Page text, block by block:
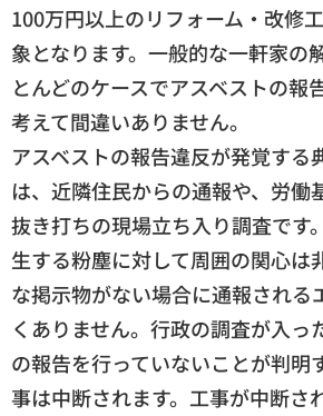
100万円以上のリフォーム・改修
象となります。一般的な一軒家の
とんどのケースでアスベストの報
考えて間違いありません。
アスベストの報告違反が発覚する
は、近隣住民からの通報や、労働
抜き打ちの現場立ち入り調査です
生する粉塵に対して周囲の関心は
な掲示物がない場合に通報される
くありません。行政の調査が入っ
の報告を行っていないことが判明
事は中断されます。工事が中断さ